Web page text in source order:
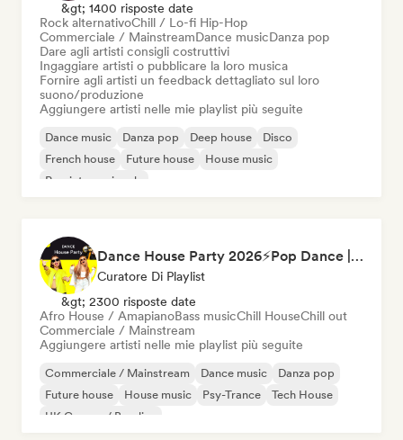
&gt; 1400 risposte date
Rock alternativoChill / Lo-fi Hip-Hop
Commerciale / MainstreamDance musicDanza pop
Dare agli artisti consigli costruttivi
Ingaggiare artisti o pubblicare la loro musica
Fornire agli artisti un feedback dettagliato sul loro
suono/produzione
Aggiungere artisti nelle mie playlist più seguite
Dance music Danza pop Deep house
Disco
French house
Future house
House music
Pop internazionale
Dance House Party 2026⚡️Pop Dance | EDM | Pop EDM | Dance | Electro House | Tech House | Eurodance
Curatore Di Playlist
&gt; 2300 risposte date
Afro House / AmapianoBass musicChill HouseChill out
Commerciale / Mainstream
Aggiungere artisti nelle mie playlist più seguite
Commerciale / Mainstream Dance music
Danza pop
Future house
House music Psy-Trance
Tech House
UK Garage / Bassline